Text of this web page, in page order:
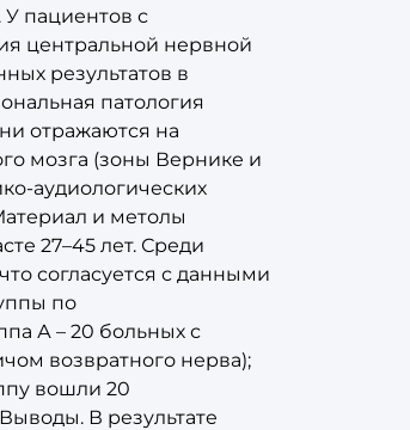
пациентов с
центральной нервной
результатов в
патология
отражаются нa
мозга (зоны Вернике и
аудиологических
и метолы
27–45 лет. Среди
согласуется с данными
по
А – 20 больных с
возвратного нерва);
вошли 20
В результате